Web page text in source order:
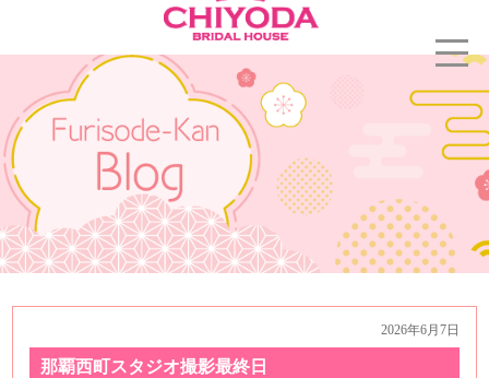
2026年6月7日
那覇西町スタジオ撮影最終日